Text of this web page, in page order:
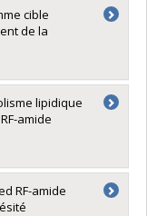
cible
de la
lipidique
amide
RF-amide